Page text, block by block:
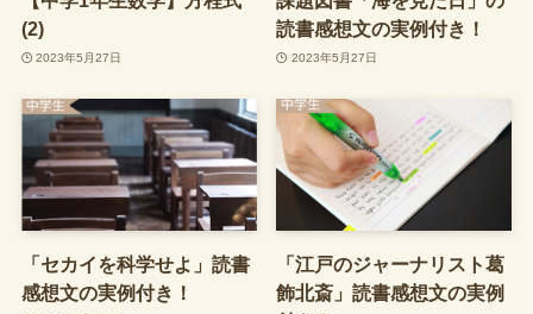
(2)
2023年5月27日
読書感想文の実例付き！
2023年5月27日
「セカイを科学せよ」読書
感想文の実例付き！
「江戸のジャーナリスト葛
飾北斎」読書感想文の実例